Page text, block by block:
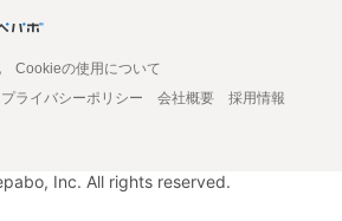
Cookieの使用について
プライバシーポリシー 会社概要
採用情報
Inc. All rights reserved.